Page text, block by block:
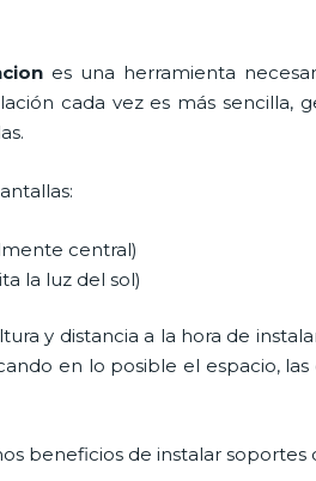
es una herramienta
cada vez es más
central)
la luz del sol)
y distancia a la hora de
en lo posible el espacio,
beneficios de instalar soportes